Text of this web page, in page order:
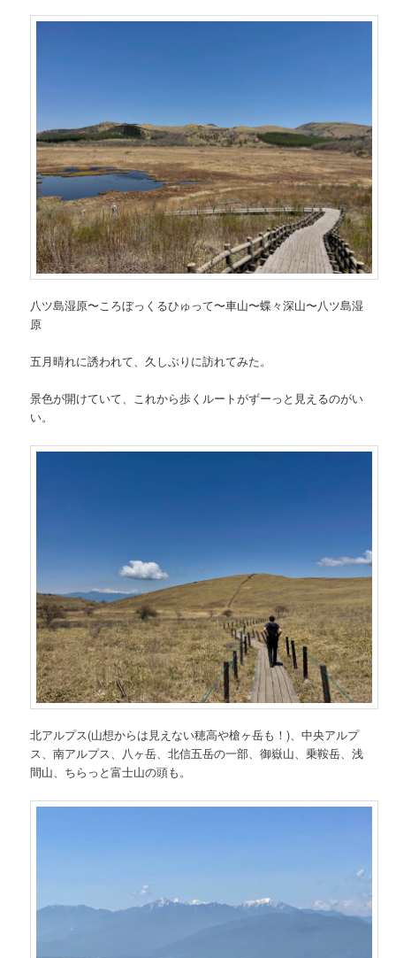
八ツ島湿原〜ころぼっくるひゅって〜車山〜蝶々深山〜八ツ島湿
原
五月晴れに誘われて、久しぶりに訪れてみた。
景色が開けていて、これから歩くルートがずーっと見えるのがい
い。
北アルプス(山想からは見えない穂高や槍ヶ岳も！)、中央アルプ
ス、南アルプス、八ヶ岳、北信五岳の一部、御嶽山、乗鞍岳、浅
間山、ちらっと富士山の頭も。